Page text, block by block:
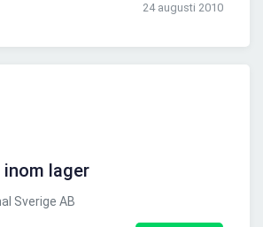
24 augusti 2010
lager
Sverige AB